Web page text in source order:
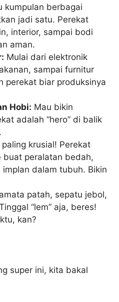
kumpulan berbagai
jadi satu. Perekat
interior, sampai bodi
aman.
Mulai dari elektronik
sampai furnitur
perekat biar produksinya
Hobi: Mau bikin
adalah “hero” di balik
krusial! Perekat
buat peralatan bedah,
dalam tubuh. Bikin
patah, sepatu jebol,
“lem” aja, beres!
kan?
super ini, kita bakal